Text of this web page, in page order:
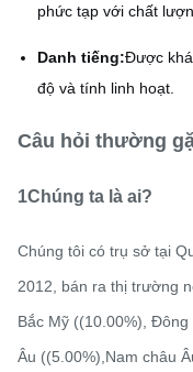
phức tạp với chất
Danh tiếng:Được
độ và tính linh hoạt.
Câu hỏi thường
1Chúng ta là ai?
Chúng tôi có trụ sở tại
2012, bán ra thị trường
Bắc Mỹ ((10.00%),
Âu ((5.00%),Nam châu